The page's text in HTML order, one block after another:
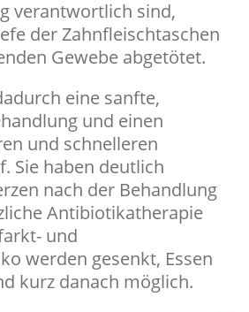
verantwortlich sind,
der Zahnfleischtaschen
Gewebe abgetötet.
eine sanfte,
und einen
und schnelleren
Sie haben deutlich
nach der Behandlung
Antibiotikatherapie
und
werden gesenkt, Essen
kurz danach möglich.